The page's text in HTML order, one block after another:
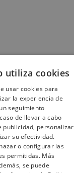
utiliza cookies
usar cookies para
la experiencia de
seguimiento
de llevar a cabo
publicidad, personalizar
su efectividad.
o configurar las
permitidas. Más
se puede